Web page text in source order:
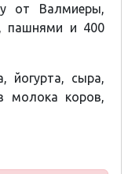
от Валмиеры,
пашнями и 400
йогурта, сыра,
молока коров,